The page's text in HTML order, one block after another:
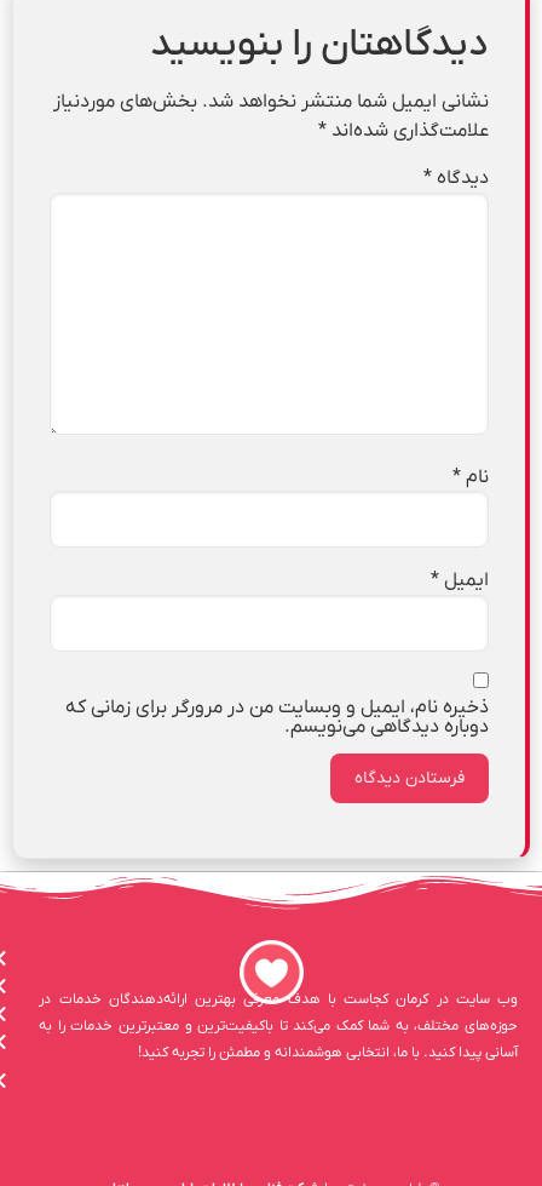
دیدگاهتان را بنویسید
نشانی ایمیل شما منتشر نخواهد شد. بخش‌های موردنیاز
علامت‌گذاری شده‌اند *
دیدگاه *
نام *
ایمیل *
ذخیره نام، ایمیل و وبسایت من در مرورگر برای زمانی که
دوباره دیدگاهی می‌نویسم.
وب سایت در کرمان کجاست با هدف معرفی بهترین ارائه‌دهندگان خدمات در
حوزه‌های مختلف، به شما کمک می‌کند تا باکیفیت‌ترین و معتبرترین خدمات را به
آسانی پیدا کنید. با ما، انتخابی هوشمندانه و مطمئن را تجربه کنید!